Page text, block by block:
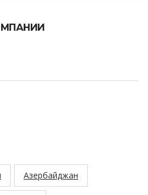
Азербайджан